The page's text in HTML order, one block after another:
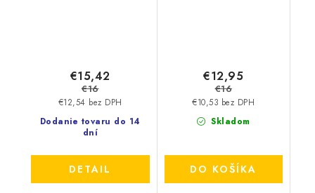
Dodanie tovaru do 14
dní
€12,54 bez DPH
€15,42
€16
DETAIL
Skladom
€10,53 bez DPH
€12,95
€16
DO KOŠÍKA